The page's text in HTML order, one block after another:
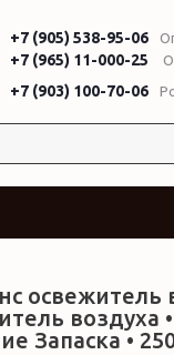
+7 (905) 538-95-06
+7 (965) 11-000-25
+7 (903) 100-70-06
освежитель
воздуха
Запаска •